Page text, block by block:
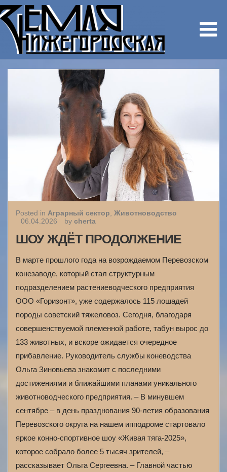
Posted in Аграрный сектор Животноводство
06.04.2026
by cherta
ШОУ ЖДЁТ ПРОДОЛЖЕНИЕ
В марте прошлого года на возрождаемом Перевозском
конезаводе, который стал структурным
подразделением растениеводческого предприятия
ООО «Горизонт», уже содержалось 115 лошадей
породы советский тяжеловоз. Сегодня, благодаря
совершенствуемой племенной работе, табун вырос до
133 животных, и вскоре ожидается очередное
прибавление. Руководитель службы коневодства
Ольга Зиновьева знакомит с последними
достижениями и ближайшими планами уникального
животноводческого предприятия. – В минувшем
сентябре – в день празднования 90-летия образования
Перевозского округа на нашем ипподроме стартовало
яркое конно-спортивное шоу «Живая тяга-2025»,
которое собрало более 5 тысяч зрителей, –
рассказывает Ольга Сергеевна. – Главной частью